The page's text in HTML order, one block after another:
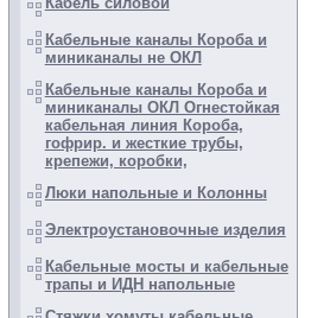
Кабельные каналы Короба и
миниканалы не ОКЛ
Кабельные каналы Короба и
миниканалы ОКЛ Огнестойкая
кабельная линия Короба,
гофрир. и жесткие трубы,
крепежи, коробки,
Люки напольные и Колонны
Электроустановочные изделия
Кабельные мосты и кабельные
трапы и ИДН напольные